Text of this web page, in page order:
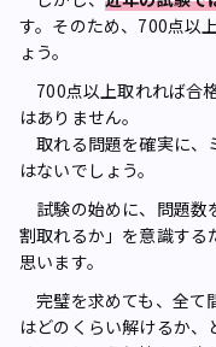
す。そのため、700点以
ょう。
700点以上取れれば合
はありません。
取れる問題を確実に、
はないでしょう。
試験の始めに、問題数
割取れるか」を意識する
思います。
完璧を求めても、全て
はどのくらい解けるか